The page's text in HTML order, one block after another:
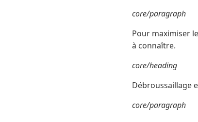
core/paragraph
Pour maximiser
à connaître.
core/heading
Débroussaillage
core/paragraph